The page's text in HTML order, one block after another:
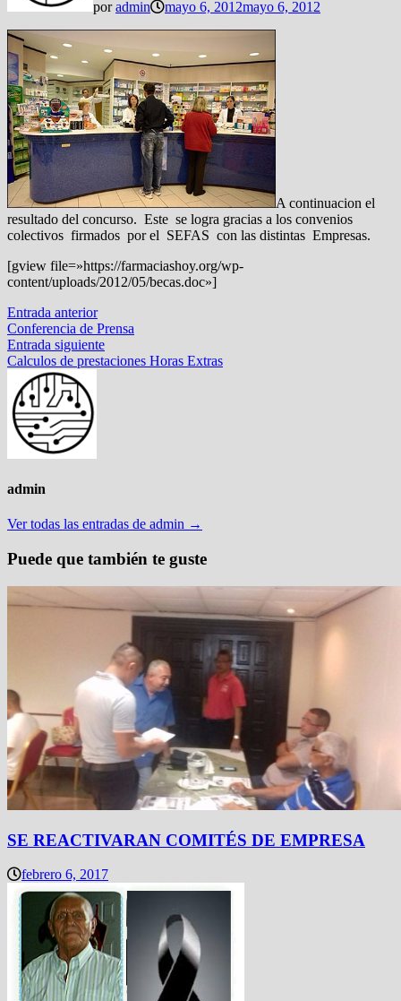
poradmin mayo 6, 2012mayo 6, 2012
A continuacion el
resultado del concurso. Este se logra gracias a los convenios
colectivos firmados por el SEFAS con las distintas Empresas.
[gview file=»https://farmaciashoy.org/wp-
content/uploads/2012/05/becas.doc»]
Navegación
de
entradas
Entrada anteriorEntrada
anterior:
Conferencia de Prensa
Entrada siguienteEntrada
siguiente:
Calculos de prestaciones Horas Extras
admin
Ver todas las entradas de admin →
Puede que también te guste
SE REACTIVARAN COMITÉS DE EMPRESA
febrero 6, 2017